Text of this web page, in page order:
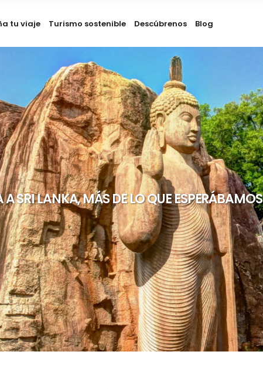
tu viaje Turismo sostenible Descúbrenos Blog
SRI LANKA, MÁS DE LO QUE ESPERÁBAMOS